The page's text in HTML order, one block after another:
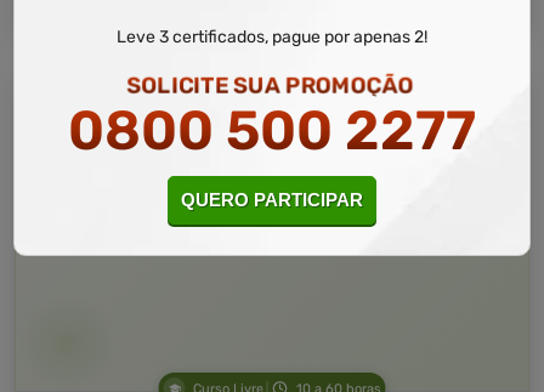
Curso Livre 10 a 60 horas
Leve 3 certificados, pague por apenas 2!
SOLICITE SUA PROMOÇÃO
0800 500 2277
QUERO PARTICIPAR